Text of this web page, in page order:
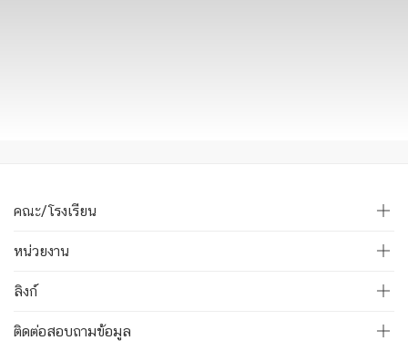
คณะ/โรงเรียน
หน่วยงาน
ลิงก์
ติดต่อสอบถามข้อมูล